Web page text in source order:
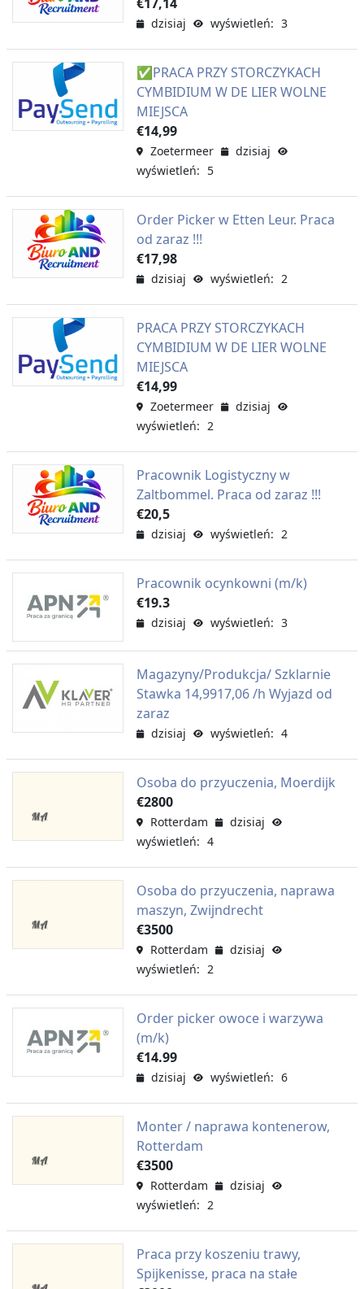
dzisiaj wyświetleń: 3
✅PRACA PRZY STORCZYKACH
CYMBIDIUM W DE LIER WOLNE
MIEJSCA
€14,99
Zoetermeer
dzisiaj
wyświetleń: 5
Order Picker w Etten Leur. Praca
od zaraz !!!
€17,98
dzisiaj wyświetleń: 2
PRACA PRZY STORCZYKACH
CYMBIDIUM W DE LIER WOLNE
MIEJSCA
€14,99
Zoetermeer
dzisiaj
wyświetleń: 2
Pracownik Logistyczny w
Zaltbommel. Praca od zaraz !!!
€20,5
dzisiaj wyświetleń: 2
Pracownik ocynkowni (m/k)
€19.3
dzisiaj wyświetleń: 3
Magazyny/Produkcja/ Szklarnie
Stawka 14,9917,06 /h Wyjazd od
zaraz
dzisiaj wyświetleń: 4
Osoba do przyuczenia, Moerdijk
€2800
Rotterdam
dzisiaj
wyświetleń: 4
Osoba do przyuczenia, naprawa
maszyn, Zwijndrecht
€3500
Rotterdam
dzisiaj
wyświetleń: 2
Order picker owoce i warzywa
(m/k)
€14.99
dzisiaj wyświetleń: 6
Monter / naprawa kontenerow,
Rotterdam
€3500
Rotterdam
dzisiaj
wyświetleń: 2
Praca przy koszeniu trawy,
Spijkenisse, praca na stałe